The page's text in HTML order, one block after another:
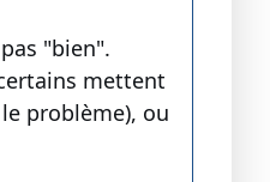
"bien".
mettent
problème), ou